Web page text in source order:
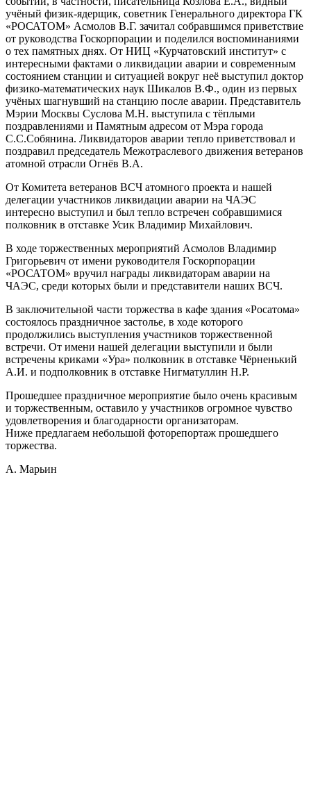
учёный физик-ядерщик, советник Генерального директора ГК
«РОСАТОМ» Асмолов В.Г. зачитал собравшимся приветствие
от руководства Госкорпорации и поделился воспоминаниями
о тех памятных днях. От НИЦ «Курчатовский институт» с
интересными фактами о ликвидации аварии и современным
состоянием станции и ситуацией вокруг неё выступил доктор
физико-математических наук Шикалов В.Ф., один из первых
учёных шагнувший на станцию после аварии. Представитель
Мэрии Москвы Суслова М.Н. выступила с тёплыми
поздравлениями и Памятным адресом от Мэра города
С.С.Собянина. Ликвидаторов аварии тепло приветствовал и
поздравил председатель Межотраслевого движения ветеранов
атомной отрасли Огнёв В.А.
От Комитета ветеранов ВСЧ атомного проекта и нашей
делегации участников ликвидации аварии на ЧАЭС
интересно выступил и был тепло встречен собравшимися
полковник в отставке Усик Владимир Михайлович.
В ходе торжественных мероприятий Асмолов Владимир
Григорьевич от имени руководителя Госкорпорации
«РОСАТОМ» вручил награды ликвидаторам аварии на
ЧАЭС, среди которых были и представители наших ВСЧ.
В заключительной части торжества в кафе здания «Росатома»
состоялось праздничное застолье, в ходе которого
продолжились выступления участников торжественной
встречи. От имени нашей делегации выступили и были
встречены криками «Ура» полковник в отставке Чёрненький
А.И. и подполковник в отставке Нигматуллин Н.Р.
Прошедшее праздничное мероприятие было очень красивым
и торжественным, оставило у участников огромное чувство
удовлетворения и благодарности организаторам.
Ниже предлагаем небольшой фоторепортаж прошедшего
торжества.
А. Марьин